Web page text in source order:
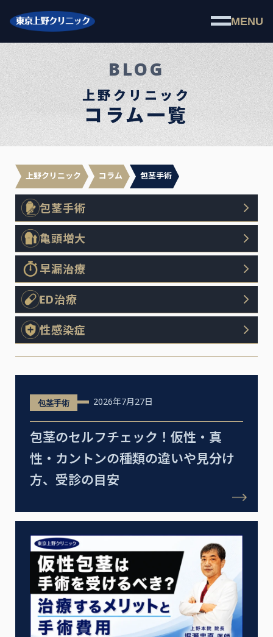
MENU
BLOG
上野クリニック
コラム一覧
上野クリニック コラム 包茎手術
包茎手術
亀頭増大
早漏治療
ED治療
性感染症
包茎手術 2026年7月27日
包茎のセルフチェック！仮性・真
性・カントンの種類の違いや見分け
方、受診の目安